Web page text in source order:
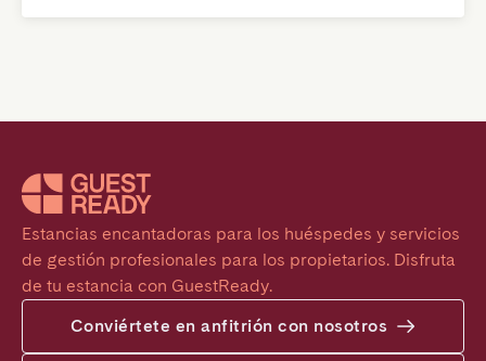
Estancias encantadoras para los huéspedes y servicios
de gestión profesionales para los propietarios. Disfruta
de tu estancia con GuestReady.
Conviértete en anfitrión con nosotros